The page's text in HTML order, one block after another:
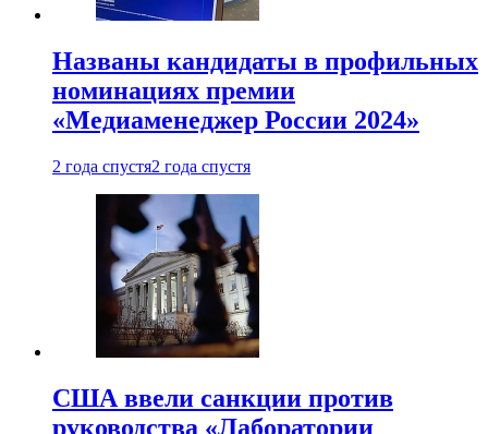
Названы кандидаты в профильных
номинациях премии
«Медиаменеджер России 2024»
2 года спустя2 года спустя
США ввели санкции против
руководства «Лаборатории